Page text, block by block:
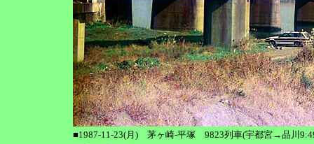
■1987-11-23(月) 茅ヶ崎-平塚 9823列車(宇都宮→品川